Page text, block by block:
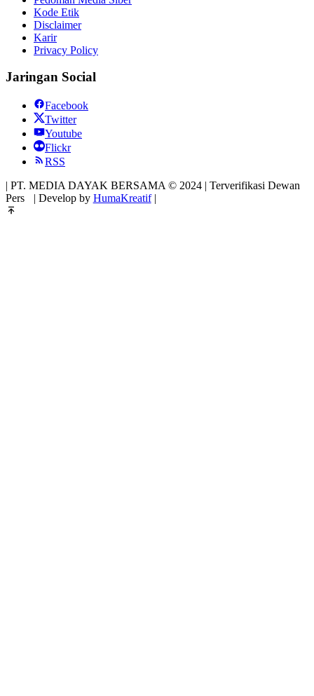
Kode Etik
Disclaimer
Karir
Privacy Policy
Jaringan Social
Facebook
Twitter
Youtube
Flickr
RSS
| PT. MEDIA DAYAK BERSAMA © 2024 | Terverifikasi Dewan
Pers
| Develop by HumaKreatif|